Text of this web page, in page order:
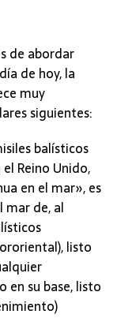
de abordar
de hoy, la
muy
siguientes:
balísticos
Reino Unido,
en el mar», es
mar de, al
listo
su base, listo